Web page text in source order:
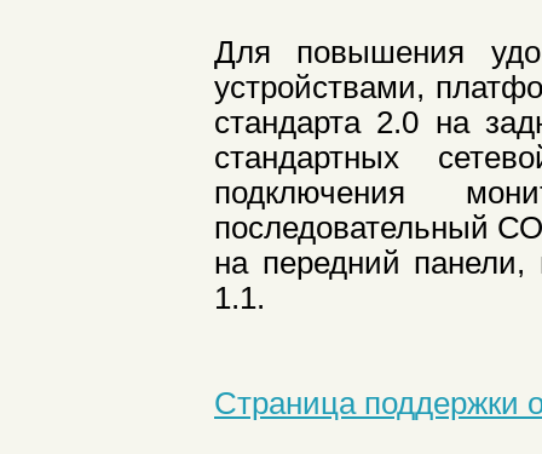
Для повышения
устройствами,
стандарта 2.0 на
стандартных
подключения
последовательный
на передний панели,
1.1.
Страница поддержки